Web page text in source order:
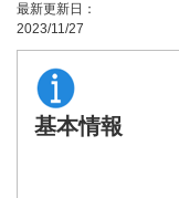
最新更新日：
2023/11/27
基本情報